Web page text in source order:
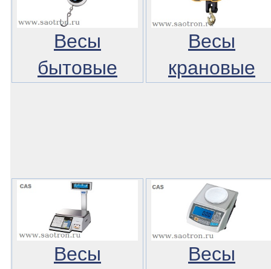
Весы
бытовые
Весы
крановые
Весы
Весы